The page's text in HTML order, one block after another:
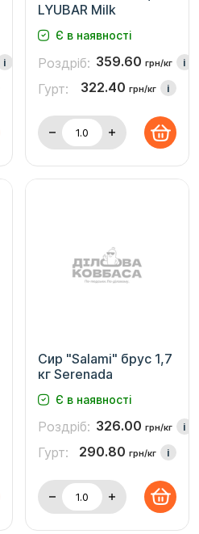
i
LYUBAR Milk
Є в наявності
Роздріб: 359.60 грн/кг i
Гурт: 322.40 грн/кг i
Сир "Salami" брус 1,7
кг Serenada
Є в наявності
Роздріб: 326.00 грн/кг i
Гурт: 290.80 грн/кг i